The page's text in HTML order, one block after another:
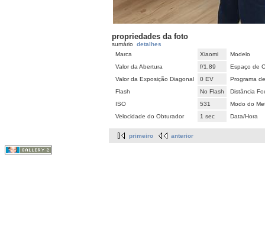
propriedades da foto
sumário detalhes
Marca
Xiaomi
Modelo
Valor da Abertura
f/1,89
Espaço de
Valor da Exposição Diagonal
0 EV
Programa
Flash
No Flash
Distância
ISO
531
Modo do
Velocidade do Obturador
1 sec Data/Hora
primeiro anterior